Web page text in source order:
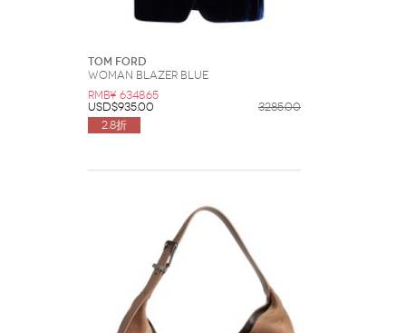
Tom Ford
Woman Blazer Blue
RMB¥ 6348.65
USD$935.00
3285.00
2.8折